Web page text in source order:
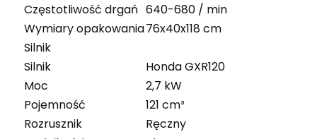
Częstotliwość drgań 640-680 / min
Wymiary opakowania76x40x118 cm
Silnik
Silnik
Honda GXR120
Moc
2,7 kW
Pojemność
121 cm³
Rozrusznik
Ręczny